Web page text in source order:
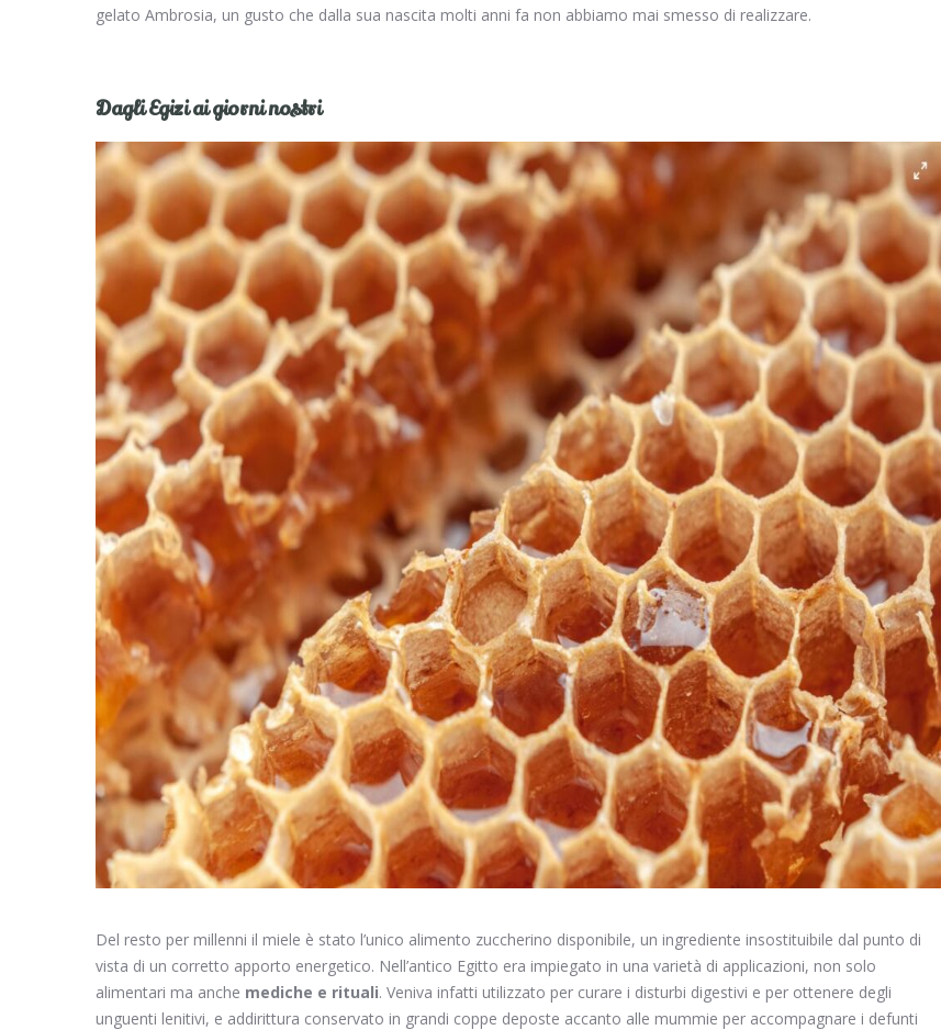
gelato Ambrosia, un gusto che dalla sua nascita molti anni fa non abbiamo mai smesso di realizzare.
Dagli Egizi ai giorni nostri
Del resto per millenni il miele è stato l’unico alimento zuccherino disponibile, un ingrediente insostituibile dal punto di
vista di un corretto apporto energetico. Nell’antico Egitto era impiegato in una varietà di applicazioni, non solo
alimentari ma anche mediche e rituali. Veniva infatti utilizzato per curare i disturbi digestivi e per ottenere degli
unguenti lenitivi, e addirittura conservato in grandi coppe deposte accanto alle mummie per accompagnare i defunti